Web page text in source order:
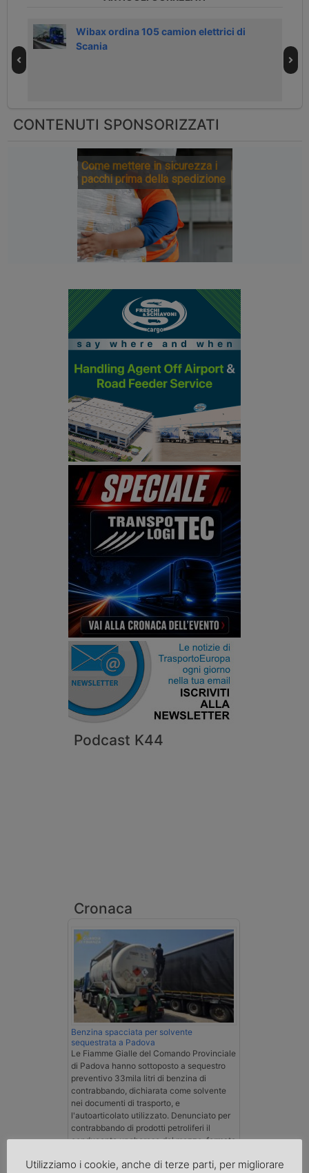
Podcast K44
Cronaca
Benzina spacciata per solvente
sequestrata a Padova
Le Fiamme Gialle del Comando Provinciale
di Padova hanno sottoposto a sequestro
preventivo 33mila litri di benzina di
contrabbando, dichiarata come solvente
nei documenti di trasporto, e
l'autoarticolato utilizzato. Denunciato per
contrabbando di prodotti petroliferi il
conducente ungherese del mezzo, fermato
Wibax ordina 105 camion elettrici di
Scania
CONTENUTI SPONSORIZZATI
Come mettere in sicurezza i
pacchi prima della spedizione
Utilizziamo i cookie, anche di terze parti, per migliorare